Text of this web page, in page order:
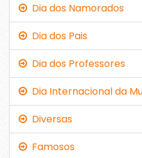
Dia dos Namorados
Dia dos Pais
Dia dos Professores
Dia Internacional da
Diversas
Famosos